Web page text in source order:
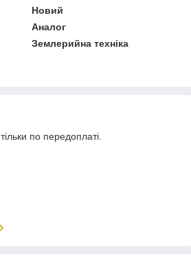
Новий
Аналог
Землерийна техніка
по передоплаті.